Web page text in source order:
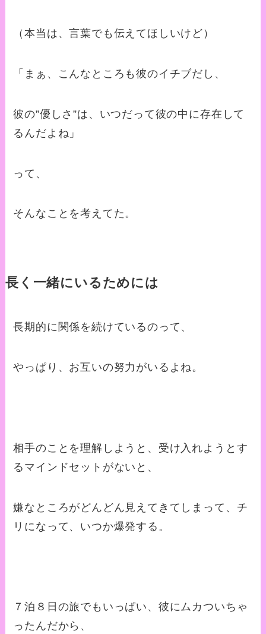
（本当は、言葉でも伝えてほしいけど）
「まぁ、こんなところも彼のイチブだし、
彼の”優しさ”は、いつだって彼の中に存在して
るんだよね」
って、
そんなことを考えてた。
長く一緒にいるためには
長期的に関係を続けているのって、
やっぱり、お互いの努力がいるよね。
相手のことを理解しようと、受け入れようとす
るマインドセットがないと、
嫌なところがどんどん見えてきてしまって、チ
リになって、いつか爆発する。
７泊８日の旅でもいっぱい、彼にムカついちゃ
ったんだから、